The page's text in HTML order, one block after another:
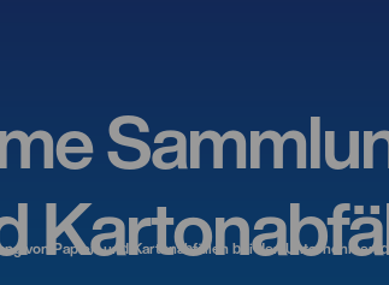
von Papier- und Kartonabfällen bei den Unternehmen